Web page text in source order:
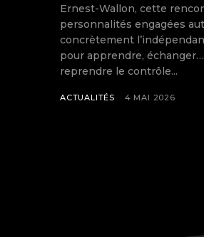
Ernest-Wallon, cette
personnalités engagées
concrètement
pour apprendre, échanger… et passer
reprendre le contrôle...
ACTUALITÉS 4 MAI 2026